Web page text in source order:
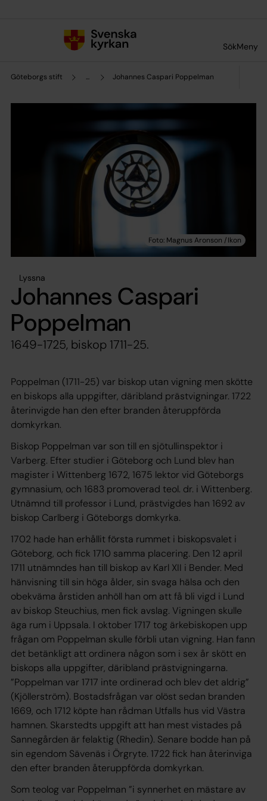
SökMeny
Göteborgs stift ... Johannes Caspari Poppelman
Lyssna
Johannes Caspari
Poppelman
1649-1725, biskop 1711-25.
Poppelman (1711-25) var biskop utan vigning men skötte
en biskops alla uppgifter, däribland prästvigningar. 1722
återinvigde han den efter branden återuppförda
domkyrkan.
Biskop Poppelman var son till en sjötullinspektor i
Varberg. Efter studier i Göteborg och Lund blev han
magister i Wittenberg 1672, 1675 lektor vid Göteborgs
gymnasium, och 1683 promoverad teol. dr. i Wittenberg.
Utnämnd till professor i Lund, prästvigdes han 1692 av
biskop Carlberg i Göteborgs domkyrka.
1702 hade han erhållit första rummet i biskopsvalet i
Göteborg, och fick 1710 samma placering. Den 12 april
1711 utnämndes han till biskop av Karl XII i Bender. Med
hänvisning till sin höga ålder, sin svaga hälsa och den
obekväma årstiden anhöll han om att få bli vigd i Lund
av biskop Steuchius, men fick avslag. Vigningen skulle
äga rum i Uppsala. I oktober 1717 tog ärkebiskopen upp
frågan om Poppelman skulle förbli utan vigning. Han fann
det betänkligt att ordinera någon som i sex år skött en
biskops alla uppgifter, däribland prästvigningarna.
”Poppelman var 1717 inte ordinerad och blev det aldrig”
(Kjöllerström). Bostadsfrågan var olöst sedan branden
1669, och 1712 köpte han rådman Utfalls hus vid Västra
hamnen. Skarstedts uppgift att han mest vistades på
Sannegården är felaktig (Rhedin). Senare bodde han på
sin egendom Sävenäs i Örgryte. 1722 fick han återinviga
den efter branden återuppförda domkyrkan.
Som teolog var Poppelman ”i synnerhet en mästare av